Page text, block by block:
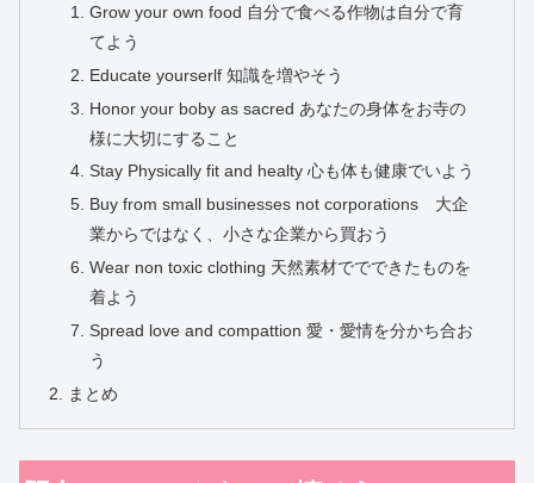
Grow your own food 自分で食べる作物は自分で育
てよう
Educate yourserlf 知識を増やそう
Honor your boby as sacred あなたの身体をお寺の
様に大切にすること
Stay Physically fit and healty 心も体も健康でいよう
Buy from small businesses not corporations 大企
業からではなく、小さな企業から買おう
Wear non toxic clothing 天然素材ででできたものを
着よう
Spread love and compattion 愛・愛情を分かち合お
う
まとめ